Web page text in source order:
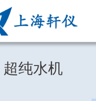
超纯水机